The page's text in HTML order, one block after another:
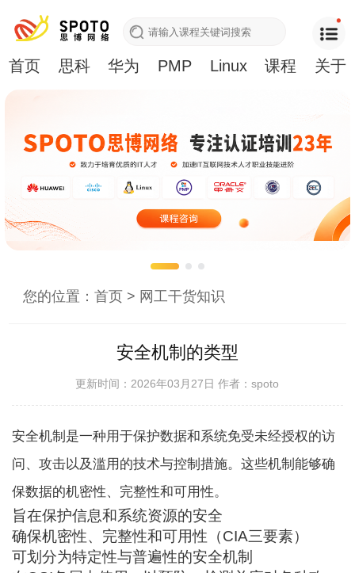
首页 思科 华为 PMP Linux 课程 关于
您的位置：首页 > 网工干货知识
安全机制的类型
更新时间：2026年03月27日作者：spoto
安全机制是一种用于保护数据和系统免受未经授权的访
问、攻击以及滥用的技术与控制措施。这些机制能够确
保数据的机密性、完整性和可用性。
旨在保护信息和系统资源的安全
确保机密性、完整性和可用性（CIA三要素）
可划分为特定性与普遍性的安全机制